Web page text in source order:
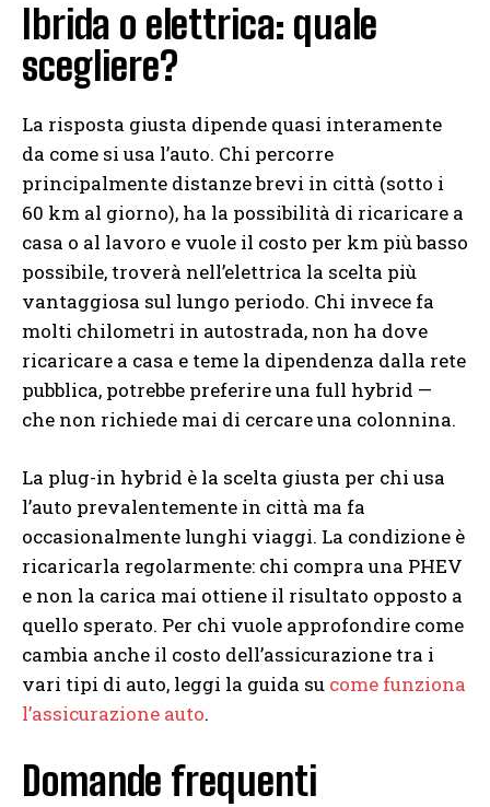
Ibrida o elettrica: quale
scegliere?
La risposta giusta dipende quasi interamente
da come si usa l’auto. Chi percorre
principalmente distanze brevi in città (sotto i
60 km al giorno), ha la possibilità di ricaricare a
casa o al lavoro e vuole il costo per km più basso
possibile, troverà nell’elettrica la scelta più
vantaggiosa sul lungo periodo. Chi invece fa
molti chilometri in autostrada, non ha dove
ricaricare a casa e teme la dipendenza dalla rete
pubblica, potrebbe preferire una full hybrid —
che non richiede mai di cercare una colonnina.
La plug-in hybrid è la scelta giusta per chi usa
l’auto prevalentemente in città ma fa
occasionalmente lunghi viaggi. La condizione è
ricaricarla regolarmente: chi compra una PHEV
e non la carica mai ottiene il risultato opposto a
quello sperato. Per chi vuole approfondire come
cambia anche il costo dell’assicurazione tra i
vari tipi di auto, leggi la guida su come funziona
l’assicurazione auto.
Domande frequenti